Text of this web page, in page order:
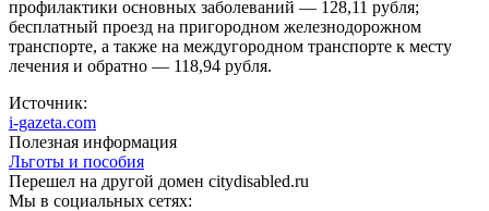
профилактики основных заболеваний — 128,11 рубля;
бесплатный проезд на пригородном железнодорожном
транспорте, а также на междугородном транспорте к месту
лечения и обратно — 118,94 рубля.
Источник:
i-gazeta.com
Полезная информация
Льготы и пособия
Перешел на другой домен citydisabled.ru
Мы в социальных сетях: